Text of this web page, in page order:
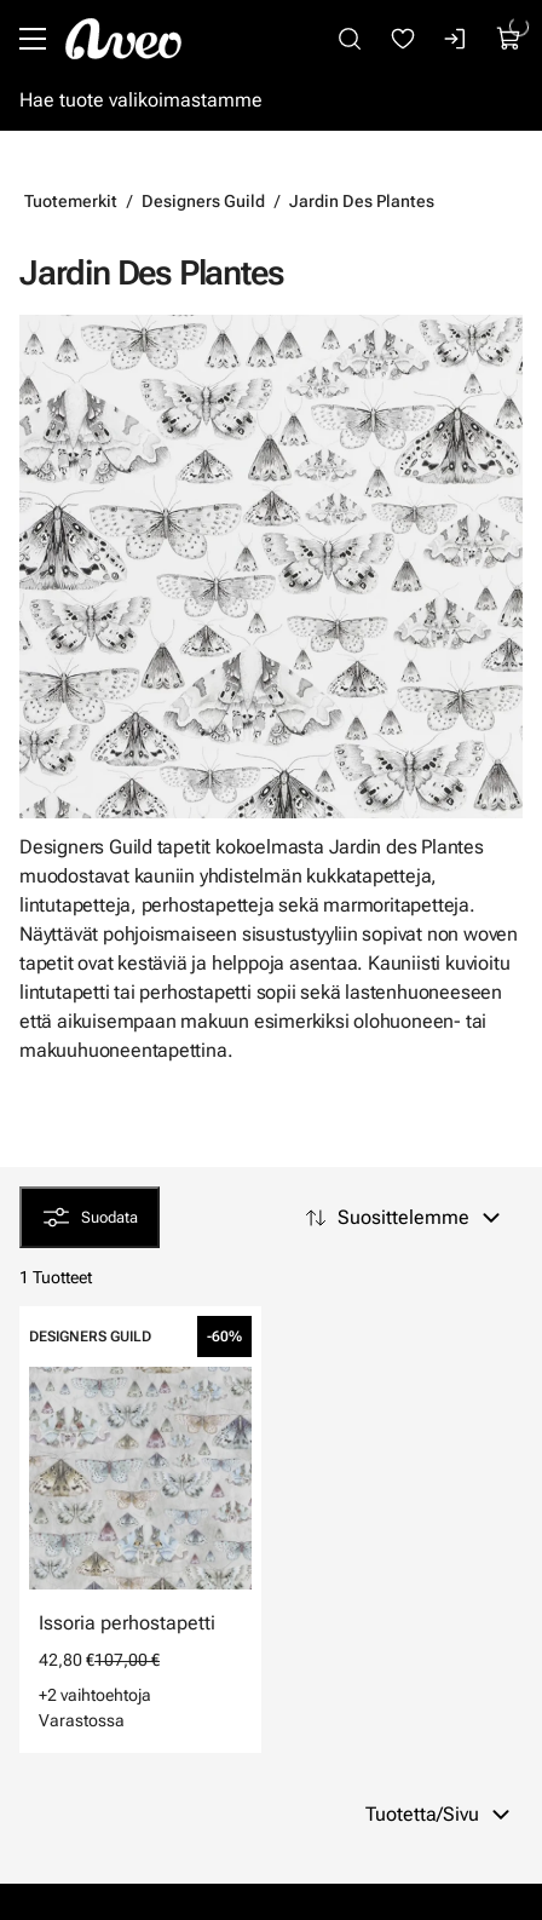
Tuotemerkit Designers Guild Jardin Des Plantes
Jardin Des Plantes
Designers Guild tapetit kokoelmasta Jardin des Plantes
muodostavat kauniin yhdistelmän kukkatapetteja,
lintutapetteja, perhostapetteja sekä marmoritapetteja.
Näyttävät pohjoismaiseen sisustustyyliin sopivat non woven
tapetit ovat kestäviä ja helppoja asentaa. Kauniisti kuvioitu
lintutapetti tai perhostapetti sopii sekä lastenhuoneeseen
että aikuisempaan makuun esimerkiksi olohuoneen- tai
makuuhuoneentapettina.
Suodata Suosittelemme
1 Tuotteet
DESIGNERS GUILD -60%
Issoria perhostapetti
42,80 €107,00 €
+2 vaihtoehtoja
Varastossa
Tuotetta/Sivu